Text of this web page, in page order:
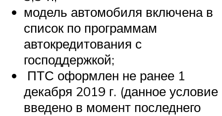
модель автомобиля включена в
список по программам
автокредитования с
господдержкой;
ПТС оформлен не ранее 1
декабря 2019 г. (данное условие
введено в момент последнего